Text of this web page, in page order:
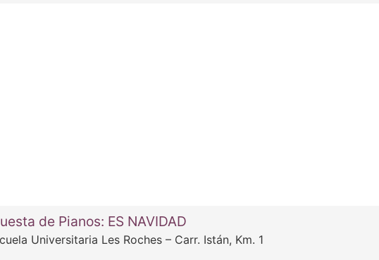
de Pianos: ES NAVIDAD
Universitaria Les Roches – Carr. Istán, Km. 1